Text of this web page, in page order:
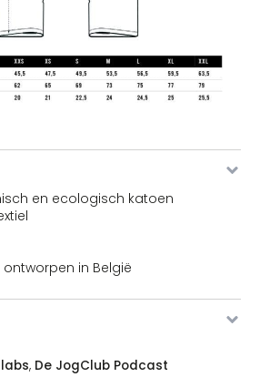
en ecologisch katoen
in België
, De JogClub Podcast
Op voorraad
nabestelling